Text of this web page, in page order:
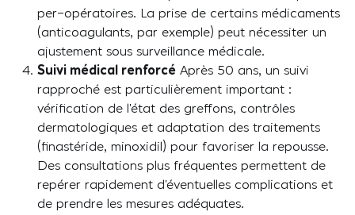
per-opératoires. La prise de certains médicaments
(anticoagulants, par exemple) peut nécessiter un
ajustement sous surveillance médicale.
Suivi médical renforcé Après 50 ans, un suivi
rapproché est particulièrement important :
vérification de l’état des greffons, contrôles
dermatologiques et adaptation des traitements
(finastéride, minoxidil) pour favoriser la repousse.
Des consultations plus fréquentes permettent de
repérer rapidement d’éventuelles complications et
de prendre les mesures adéquates.